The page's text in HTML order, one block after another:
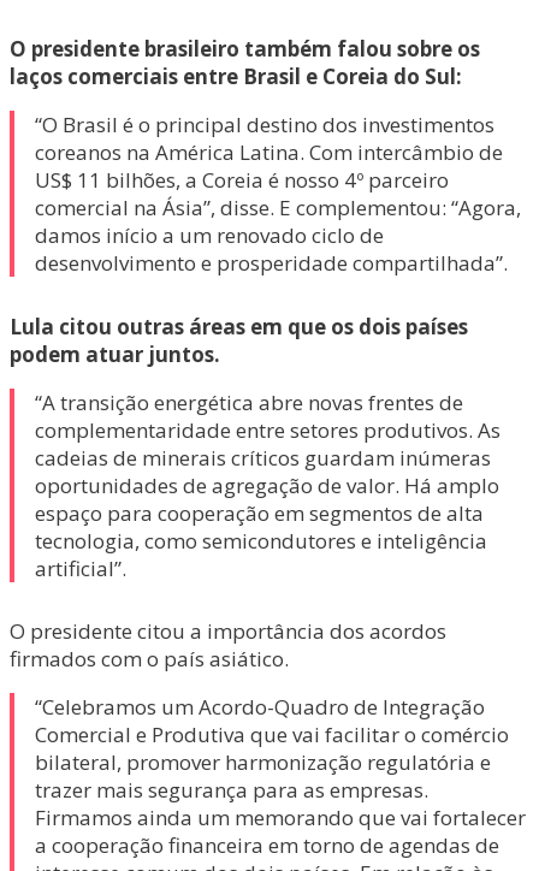
O presidente brasileiro também falou sobre os
laços comerciais entre Brasil e Coreia do Sul:
“O Brasil é o principal destino dos investimentos
coreanos na América Latina. Com intercâmbio de
US$ 11 bilhões, a Coreia é nosso 4º parceiro
comercial na Ásia”, disse. E complementou: “Agora,
damos início a um renovado ciclo de
desenvolvimento e prosperidade compartilhada”.
Lula citou outras áreas em que os dois países
podem atuar juntos.
“A transição energética abre novas frentes de
complementaridade entre setores produtivos. As
cadeias de minerais críticos guardam inúmeras
oportunidades de agregação de valor. Há amplo
espaço para cooperação em segmentos de alta
tecnologia, como semicondutores e inteligência
artificial”.
O presidente citou a importância dos acordos
firmados com o país asiático.
“Celebramos um Acordo-Quadro de Integração
Comercial e Produtiva que vai facilitar o comércio
bilateral, promover harmonização regulatória e
trazer mais segurança para as empresas.
Firmamos ainda um memorando que vai fortalecer
a cooperação financeira em torno de agendas de